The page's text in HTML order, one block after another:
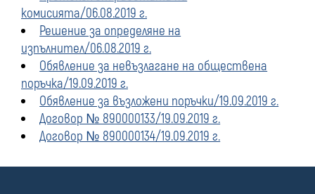
комисията/06.08.2019 г.
Решение за определяне на
изпълнител/06.08.2019 г.
Обявление за невъзлагане на обществена
поръчка/19.09.2019 г.
Обявление за възложени поръчки/19.09.2019 г.
Договор № 890000133/19.09.2019 г.
Договор № 890000134/19.09.2019 г.